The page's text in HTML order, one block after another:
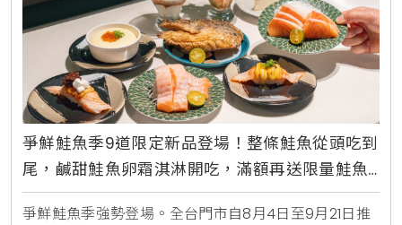
爭鮮鮭魚季9道限定新品登場！整條鮭魚從頭吃到
尾，鹹甜鮭魚卵霜淇淋開吃，滿額再送限量鮭魚
造型扇
爭鮮鮭魚季強勢登場。全台門市自8月4日至9月21日推